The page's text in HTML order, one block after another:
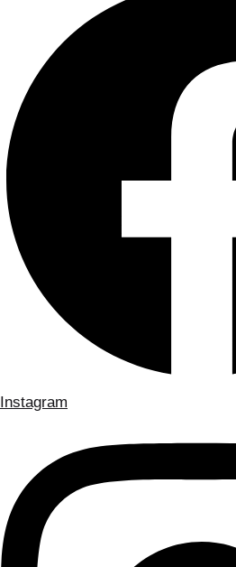
Instagram